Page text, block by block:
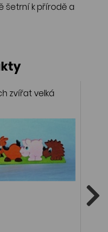
šetrní k přírodě a
zvířat velká